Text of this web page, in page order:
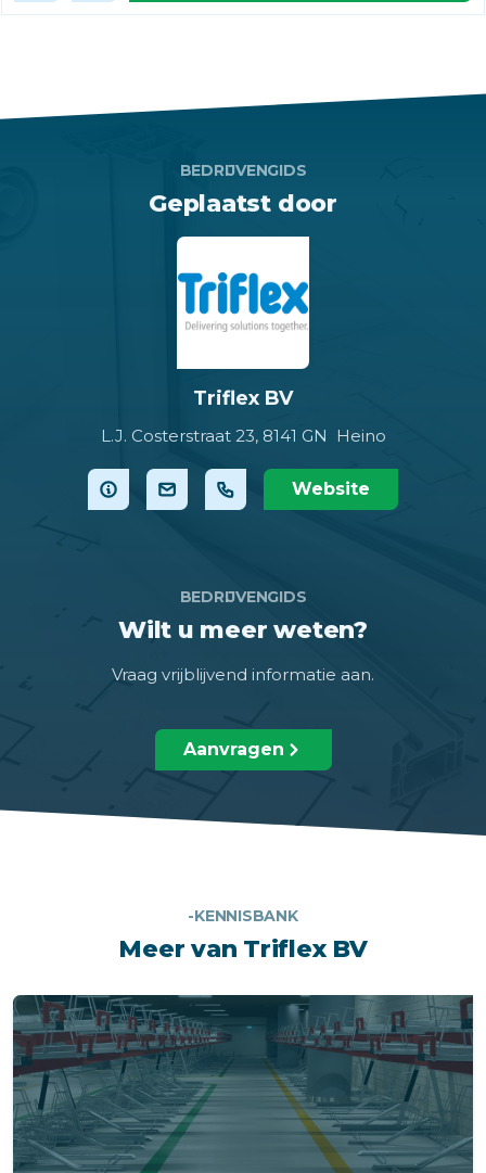
BEDRIJVENGIDS
Geplaatst door
Triflex BV
L.J. Costerstraat 23, 8141 GN Heino
Website
BEDRIJVENGIDS
Wilt u meer weten?
Vraag vrijblijvend informatie aan.
Aanvragen
-KENNISBANK
Meer van Triflex BV